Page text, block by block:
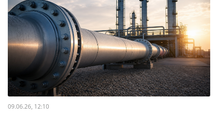
09.06.26, 12:10